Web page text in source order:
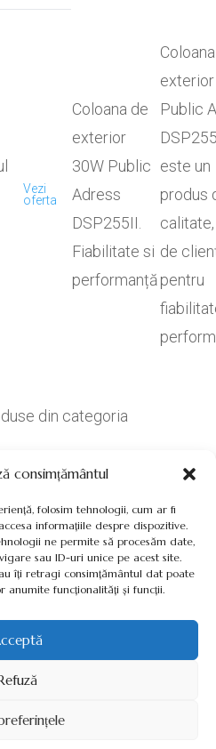
consimțământul
folosim tehnologii, cum ar fi
informațiile despre dispozitive.
ne permite să procesăm date,
sau ID-uri unice pe acest site.
îți retragi consimțământul dat poate
anumite funcționalități și funcții.
Vezi
oferta
Coloana de
exterior
30W Public
Adress
DSP255II.
Fiabilitate si
performanță
Public
este un
produs
de
pentru
din categoria
Datelor (GDPR)
REZERVATE